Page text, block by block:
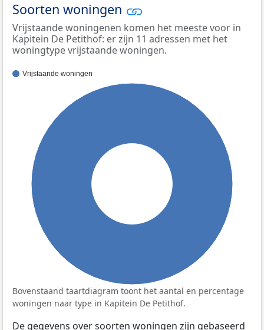
Soorten woningen
Vrijstaande woningenen komen het meeste voor in
Kapitein De Petithof: er zijn 11 adressen met het
woningtype vrijstaande woningen.
Vrijstaande woningen
Bovenstaand taartdiagram toont het aantal en percentage
woningen naar type in Kapitein De Petithof.
De gegevens over soorten woningen zijn gebaseerd